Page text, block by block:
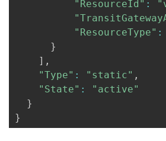
"ResourceId" :
"ResourceType" :
}
] ,
"Type" : "static" ,
"State" :
"active"
}
}